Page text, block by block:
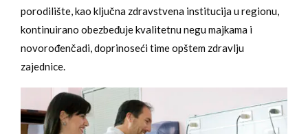
porodilište, kao ključna zdravstvena institucija u regionu,
kontinuirano obezbeđuje kvalitetnu negu majkama i
novorođenčadi, doprinoseći time opštem zdravlju
zajednice.